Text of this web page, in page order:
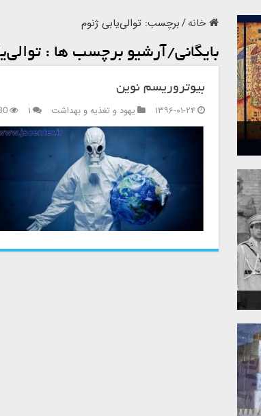
خانه/برچسب:توالی‌یابی ژنوم
بایگانی/آرشیو برچسب ها :
بیوتروریسم نوین
۱۳۹۶-۰۱-۲۴
یهود و تغذیه و بهداشت ۱